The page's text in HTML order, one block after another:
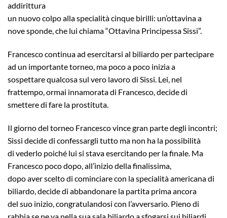
addirittura
un nuovo colpo alla specialità cinque birilli: un’ottavina a
nove sponde, che lui chiama “Ottavina Principessa Sissi”.
Francesco continua ad esercitarsi al biliardo per partecipare
ad un importante torneo, ma poco a poco inizia a
sospettare qualcosa sul vero lavoro di Sissi. Lei, nel
frattempo, ormai innamorata di Francesco, decide di
smettere di fare la prostituta.
Il giorno del torneo Francesco vince gran parte degli incontri;
Sissi decide di confessargli tutto ma non ha la possibilità
di vederlo poiché lui si stava esercitando per la finale. Ma
Francesco poco dopo, all’inizio della finalissima,
dopo aver scelto di cominciare con la specialità americana di
biliardo, decide di abbandonare la partita prima ancora
del suo inizio, congratulandosi con l’avversario. Pieno di